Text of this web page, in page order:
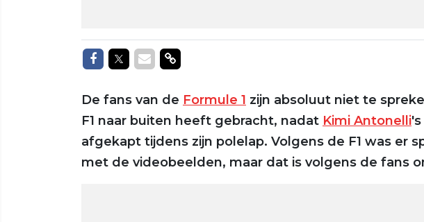
Delen op Facebook
Delen op Twitter
Delen via Mail
Delen via link
De fans van de Formule 1 zijn absoluut niet te
F1 naar buiten heeft gebracht, nadat Kimi Antonelli
afgekapt tijdens zijn polelap. Volgens de F1 was er
met de videobeelden, maar dat is volgens de fans